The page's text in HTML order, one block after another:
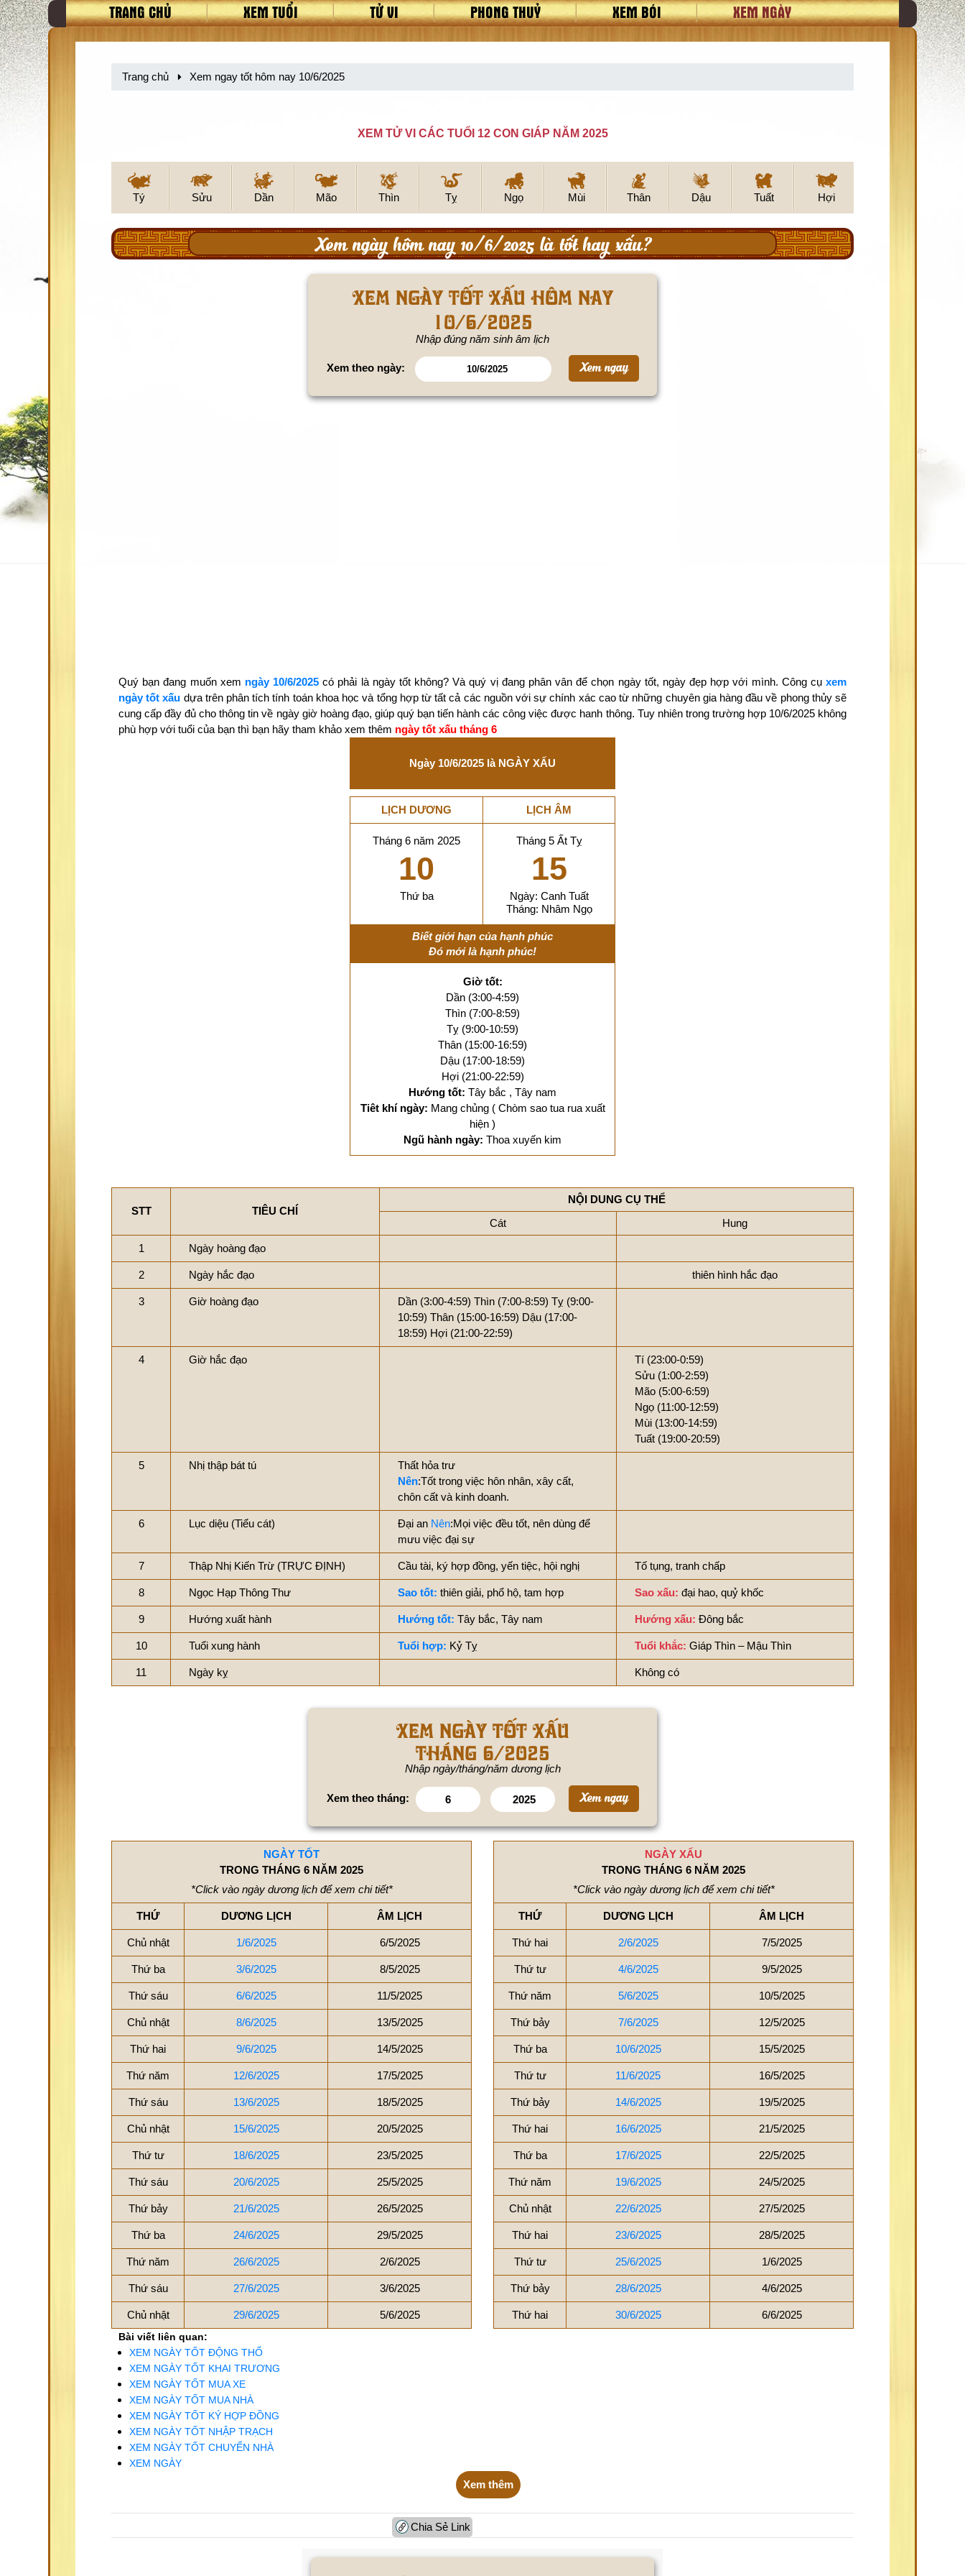
TRANG CHỦ XEM TUỔI TỬ VI PHONG THUỶ XEM BÓI XEM NGÀY
Trang chủ Xem ngay tốt hôm nay 10/6/2025
XEM TỬ VI CÁC TUỔI 12 CON GIÁP NĂM 2025
Tý Sửu Dần Mão Thìn Tỵ Ngọ Mùi Thân Dậu Tuất Hợi
Xem ngày hôm nay 10/6/2025 là tốt hay xấu?
Xem ngày tốt xấu hôm nay
10/6/2025
Nhập đúng năm sinh âm lịch
Xem theo ngày:
Quý bạn đang muốn xem ngày 10/6/2025 có phải là ngày tốt không? Và quý vị đang phân vân để chọn ngày tốt, ngày đẹp hợp với mình. Công cụxem
ngày tốt xấu dựa trên phân tích tính toán khoa học và tổng hợp từ tất cả các nguồn với sự chính xác cao từ những chuyên gia hàng đầu về phong thủy sẽ
cung cấp đầy đủ cho thông tin về ngày giờ hoàng đạo, giúp quý bạn tiến hành các công việc được hanh thông. Tuy nhiên trong trường hợp 10/6/2025 không
phù hợp với tuổi của bạn thì bạn hãy tham khảo xem thêm ngày tốt xấu tháng 6
Ngày 10/6/2025 là NGÀY XẤU
LỊCH DƯƠNG LỊCH ÂM
Tháng 6 năm 2025
10
Thứ ba
Tháng 5 Ất Tỵ
15
Ngày: Canh Tuất
Tháng: Nhâm Ngọ
Biết giới hạn của hạnh phúc
Đó mới là hạnh phúc!
Giờ tốt:
Dần (3:00-4:59)
Thìn (7:00-8:59)
Tỵ (9:00-10:59)
Thân (15:00-16:59)
Dậu (17:00-18:59)
Hợi (21:00-22:59)
Hướng tốt: Tây bắc , Tây nam
Tiêt khí ngày: Mang chủng ( Chòm sao tua rua xuất
hiện )
Ngũ hành ngày: Thoa xuyến kim
STT TIÊU CHÍ
NỘI DUNG CỤ THỂ
Cát
Hung
1 Ngày hoàng đạo
2 Ngày hắc đạo thiên hình hắc đạo
3 Giờ hoàng đạo Dần (3:00-4:59) Thìn (7:00-8:59) Tỵ (9:00-
10:59) Thân (15:00-16:59) Dậu (17:00-
18:59) Hợi (21:00-22:59)
4 Giờ hắc đạo
Tí (23:00-0:59)
Sửu (1:00-2:59)
Mão (5:00-6:59)
Ngọ (11:00-12:59)
Mùi (13:00-14:59)
Tuất (19:00-20:59)
5 Nhị thập bát tú
Thất hỏa trư
Nên:Tốt trong việc hôn nhân, xây cất,
chôn cất và kinh doanh.
6 Lục diệu (Tiểu cát) Đại an Nên:Mọi việc đều tốt, nên dùng để
mưu việc đại sự
7 Thập Nhị Kiến Trừ (TRỰC ĐỊNH) Cầu tài, ký hợp đồng, yến tiệc, hội nghị Tố tụng, tranh chấp
8 Ngọc Hạp Thông Thư Sao tốt: thiên giải, phổ hộ, tam hợp Sao xấu: đại hao, quỷ khốc
9 Hướng xuất hành Hướng tốt: Tây bắc, Tây nam Hướng xấu: Đông bắc
10 Tuổi xung hành Tuổi hợp: Kỷ Tỵ Tuổi khắc: Giáp Thìn – Mậu Thìn
11 Ngày kỵ Không có
Xem ngày tốt xấu
tháng 6/2025
Nhập ngày/tháng/năm dương lịch
Xem theo tháng:
NGÀY TỐT
TRONG THÁNG 6 NĂM 2025
*Click vào ngày dương lịch để xem chi tiết*
THỨ DƯƠNG LỊCH ÂM LỊCH
Chủ nhật 1/6/2025 6/5/2025
Thứ ba 3/6/2025 8/5/2025
Thứ sáu 6/6/2025 11/5/2025
Chủ nhật 8/6/2025 13/5/2025
Thứ hai 9/6/2025 14/5/2025
Thứ năm 12/6/2025 17/5/2025
Thứ sáu 13/6/2025 18/5/2025
Chủ nhật 15/6/2025 20/5/2025
Thứ tư 18/6/2025 23/5/2025
Thứ sáu 20/6/2025 25/5/2025
Thứ bảy 21/6/2025 26/5/2025
Thứ ba 24/6/2025 29/5/2025
Thứ năm 26/6/2025 2/6/2025
Thứ sáu 27/6/2025 3/6/2025
Chủ nhật 29/6/2025 5/6/2025
NGÀY XẤU
TRONG THÁNG 6 NĂM 2025
*Click vào ngày dương lịch để xem chi tiết*
THỨ DƯƠNG LỊCH ÂM LỊCH
Thứ hai 2/6/2025 7/5/2025
Thứ tư 4/6/2025 9/5/2025
Thứ năm 5/6/2025 10/5/2025
Thứ bảy 7/6/2025 12/5/2025
Thứ ba 10/6/2025 15/5/2025
Thứ tư 11/6/2025 16/5/2025
Thứ bảy 14/6/2025 19/5/2025
Thứ hai 16/6/2025 21/5/2025
Thứ ba 17/6/2025 22/5/2025
Thứ năm 19/6/2025 24/5/2025
Chủ nhật 22/6/2025 27/5/2025
Thứ hai 23/6/2025 28/5/2025
Thứ tư 25/6/2025 1/6/2025
Thứ bảy 28/6/2025 4/6/2025
Thứ hai 30/6/2025 6/6/2025
Bài viết liên quan:
XEM NGÀY TỐT ĐỘNG THỔ
XEM NGÀY TỐT KHAI TRƯƠNG
XEM NGÀY TỐT MUA XE
XEM NGÀY TỐT MUA NHÀ
XEM NGÀY TỐT KÝ HỢP ĐỒNG
XEM NGÀY TỐT NHẬP TRẠCH
XEM NGÀY TỐT CHUYỂN NHÀ
XEM NGÀY
Xem thêm
Chia Sẻ Link